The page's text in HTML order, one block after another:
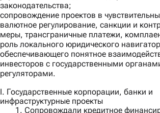
законодательства;
сопровождение проектов в
валютное регулирование, санкции и
меры, трансграничные платежи,
роль локального юридического
обеспечивающего понятное
инвесторов с государственными
регуляторами.
I. Государственные корпорации, банки и
инфраструктурные проекты
1. Сопровождали кредитное